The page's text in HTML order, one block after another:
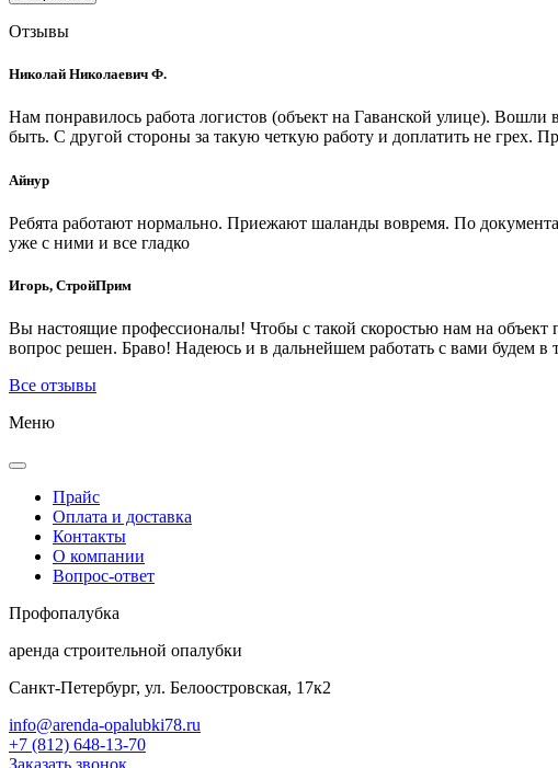
Отзывы
Николай Николаевич Ф.
Нам понравилось работа логистов (объект на Гаванской улице).
быть. С другой стороны за такую четкую работу и доплатить не грех.
Айнур
Ребята работают нормально. Приежают шаланды вовремя. По
уже с ними и все гладко
Игорь, СтройПрим
Вы настоящие профессионалы! Чтобы с такой скоростью нам на объект
вопрос решен. Браво! Надеюсь и в дальнейшем работать с вами будем в
Все отзывы
Меню
Прайс
Оплата и доставка
Контакты
О компании
Вопрос-ответ
Профопалубка
аренда строительной опалубки
Санкт-Петербург, ул. Белоостровская, 17к2
info@arenda-opalubki78.ru
+7 (812) 648-13-70
Заказать звонок